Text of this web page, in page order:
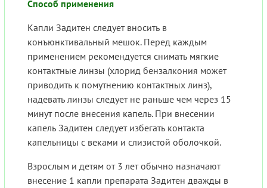
Способ применения
Капли Задитен следует вносить в
конъюнктивальный мешок. Перед каждым
применением рекомендуется снимать мягкие
контактные линзы (хлорид бензалкония может
приводить к помутнению контактных линз),
надевать линзы следует не раньше чем через 15
минут после внесения капель. При внесении
капель Задитен следует избегать контакта
капельницы с веками и слизистой оболочкой.
Взрослым и детям от 3 лет обычно назначают
внесение 1 капли препарата Задитен дважды в